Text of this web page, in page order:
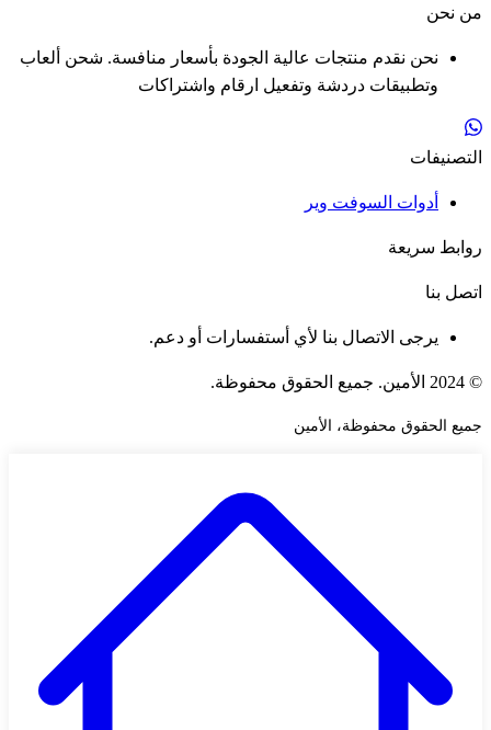
من نحن
نحن نقدم منتجات عالية الجودة بأسعار منافسة. شحن ألعاب
وتطبيقات دردشة وتفعيل ارقام واشتراكات
التصنيفات
أدوات السوفت وير
روابط سريعة
اتصل بنا
يرجى الاتصال بنا لأي أستفسارات أو دعم.
© 2024 الأمين. جميع الحقوق محفوظة.
جميع الحقوق محفوظة، الأمين